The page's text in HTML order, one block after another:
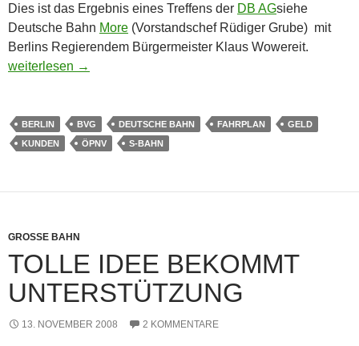
Dies ist das Ergebnis eines Treffens der DB AGsiehe
Deutsche Bahn More (Vorstandschef Rüdiger Grube) mit
Berlins Regierendem Bürgermeister Klaus Wowereit.
S-Bahn Berlin: Entschädigung für die Fahrgäste
weiterlesen →
BERLIN BVG DEUTSCHE BAHN FAHRPLAN
GELD
KUNDEN
ÖPNV S-BAHN
GROSSE BAHN
TOLLE IDEE BEKOMMT
UNTERSTÜTZUNG
13. NOVEMBER 2008 2 KOMMENTARE